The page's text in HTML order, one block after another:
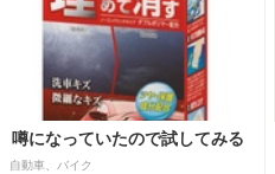
噂になっていたので試してみる
自動車、バイク